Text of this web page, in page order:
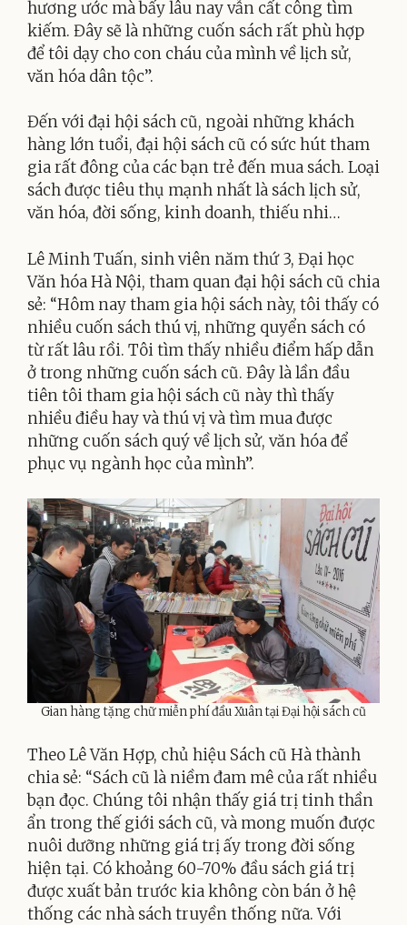
hương ước mà bấy lâu nay vẫn cất công tìm
kiếm. Đây sẽ là những cuốn sách rất phù hợp
để tôi dạy cho con cháu của mình về lịch sử,
văn hóa dân tộc”.
Đến với đại hội sách cũ, ngoài những khách
hàng lớn tuổi, đại hội sách cũ có sức hút tham
gia rất đông của các bạn trẻ đến mua sách. Loại
sách được tiêu thụ mạnh nhất là sách lịch sử,
văn hóa, đời sống, kinh doanh, thiếu nhi…
Lê Minh Tuấn, sinh viên năm thứ 3, Đại học
Văn hóa Hà Nội, tham quan đại hội sách cũ chia
sẻ: “Hôm nay tham gia hội sách này, tôi thấy có
nhiều cuốn sách thú vị, những quyển sách có
từ rất lâu rồi. Tôi tìm thấy nhiều điểm hấp dẫn
ở trong những cuốn sách cũ. Đây là lần đầu
tiên tôi tham gia hội sách cũ này thì thấy
nhiều điều hay và thú vị và tìm mua được
những cuốn sách quý về lịch sử, văn hóa để
phục vụ ngành học của mình”.
Gian hàng tặng chữ miễn phí đầu Xuân tại Đại hội sách cũ
Theo Lê Văn Hợp, chủ hiệu Sách cũ Hà thành
chia sẻ: “Sách cũ là niềm đam mê của rất nhiều
bạn đọc. Chúng tôi nhận thấy giá trị tinh thần
ẩn trong thế giới sách cũ, và mong muốn được
nuôi dưỡng những giá trị ấy trong đời sống
hiện tại. Có khoảng 60-70% đầu sách giá trị
được xuất bản trước kia không còn bán ở hệ
thống các nhà sách truyền thống nữa. Với